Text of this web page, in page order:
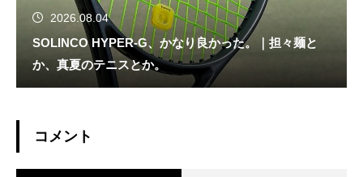
2026.08.04
SOLINCO HYPER-G、かなり良かった。｜担々麺と
か、真夏のテニスとか。
コメント